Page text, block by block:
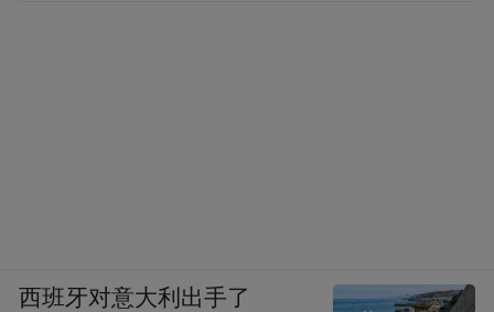
西班牙对意大利出手了